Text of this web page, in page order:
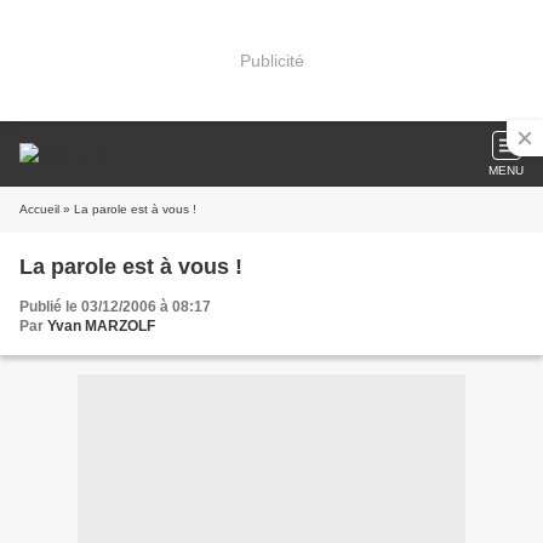
Publicité
MENU
Accueil » La parole est à vous !
La parole est à vous !
Publié le 03/12/2006 à 08:17
Par Yvan MARZOLF